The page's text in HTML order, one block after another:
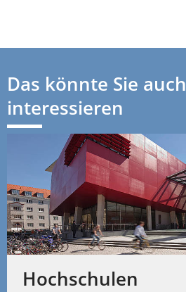
Studiengänge
Amerikanistik
Anglistik, Amerikanistik studieren
Studiengänge
Das könnte Sie auch
interessieren
Hochschulen